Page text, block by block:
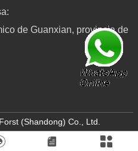
de Guanxian, provincia de
(Shandong) Co., Ltd.